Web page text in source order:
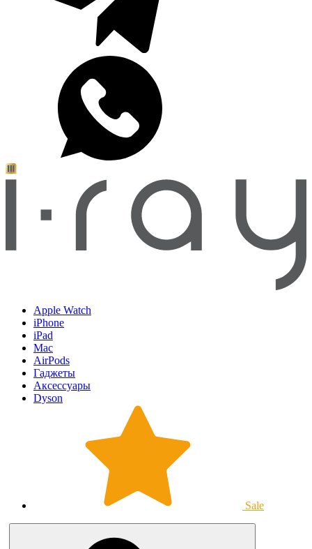
Apple Watch
iPhone
iPad
Mac
AirPods
Гаджеты
Аксессуары
Dyson
Sale